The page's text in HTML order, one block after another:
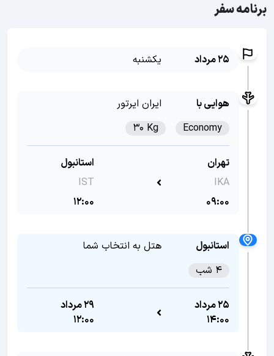
برنامه سفر
25 مرداد یکشنبه
هوایی با
ایران ایرتور
Economy
30 Kg
تهران
IKA
09:00
استانبول
IST
12:00
استانبول
هتل به انتخاب شما
4 شب
25 مرداد
14:00
29 مرداد
12:00